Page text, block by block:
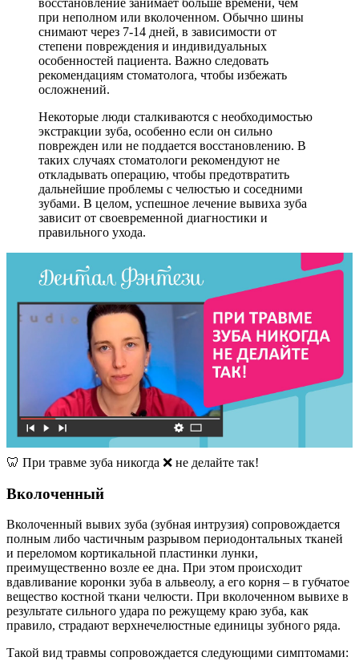
при неполном или вколоченном. Обычно шины
снимают через 7-14 дней, в зависимости от
степени повреждения и индивидуальных
особенностей пациента. Важно следовать
рекомендациям стоматолога, чтобы избежать
осложнений.
Некоторые люди сталкиваются с необходимостью
экстракции зуба, особенно если он сильно
поврежден или не поддается восстановлению. В
таких случаях стоматологи рекомендуют не
откладывать операцию, чтобы предотвратить
дальнейшие проблемы с челюстью и соседними
зубами. В целом, успешное лечение вывиха зуба
зависит от своевременной диагностики и
правильного ухода.
🦷 При травме зуба никогда ❌ не делайте так!
Вколоченный
Вколоченный вывих зуба (зубная интрузия) сопровождается
полным либо частичным разрывом периодонтальных тканей
и переломом кортикальной пластинки лунки,
преимущественно возле ее дна. При этом происходит
вдавливание коронки зуба в альвеолу, а его корня – в губчатое
вещество костной ткани челюсти. При вколоченном вывихе в
результате сильного удара по режущему краю зуба, как
правило, страдают верхнечелюстные единицы зубного ряда.
Такой вид травмы сопровождается следующими симптомами: